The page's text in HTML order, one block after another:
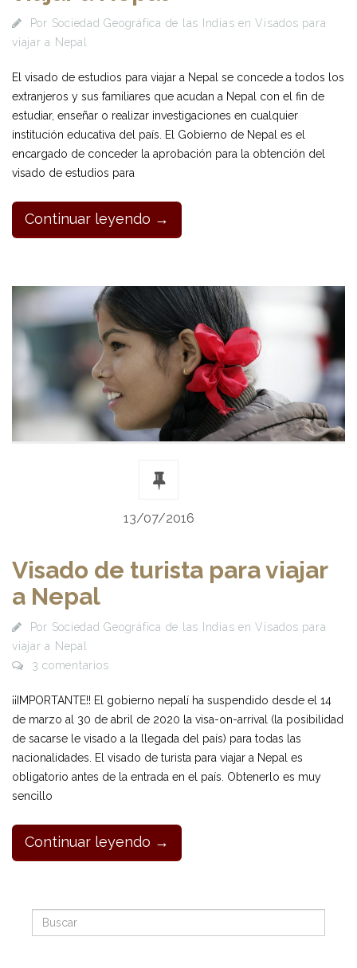
Por Sociedad Geográfica de las Indias enVisados para
viajar a Nepal
El visado de estudios para viajar a Nepal se concede a todos los
extranjeros y sus familiares que acudan a Nepal con el fin de
estudiar, enseñar o realizar investigaciones en cualquier
institución educativa del país. El Gobierno de Nepal es el
encargado de conceder la aprobación para la obtención del
visado de estudios para
Continuar leyendo →
13/07/2016
Visado de turista para viajar
a Nepal
Por Sociedad Geográfica de las Indias enVisados para
viajar a Nepal
3 comentarios
¡¡IMPORTANTE!! El gobierno nepalí ha suspendido desde el 14
de marzo al 30 de abril de 2020 la visa-on-arrival (la posibilidad
de sacarse le visado a la llegada del país) para todas las
nacionalidades. El visado de turista para viajar a Nepal es
obligatorio antes de la entrada en el país. Obtenerlo es muy
sencillo
Continuar leyendo →